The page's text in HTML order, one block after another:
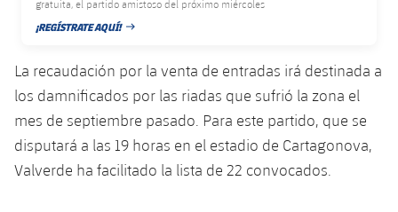
Servicios Médicos
Acreditaciones
Instalaciones
SUB8 B
Historia
Palmarés
Fotos
Infantil A
Infantil B
Entradas
Resultados
Clasificaciones
Jugadors
Resultados
Jugadores
Clasificaciones
plusicon
más
Juvenil
Cadete
Infantil
PLUSICON
MÁS
Primer equipo
plusicon
más
gratuita, el partido amistoso del próximo miércoles
¡REGÍSTRATE AQUÍ!
FECHA DE PUBLICACIÓN
La recaudación por la venta de entradas irá destinada a
los damnificados por las riadas que sufrió la zona el
mes de septiembre pasado. Para este partido, que se
disputará a las 19 horas en el estadio de Cartagonova,
Valverde ha facilitado la lista de 22 convocados.